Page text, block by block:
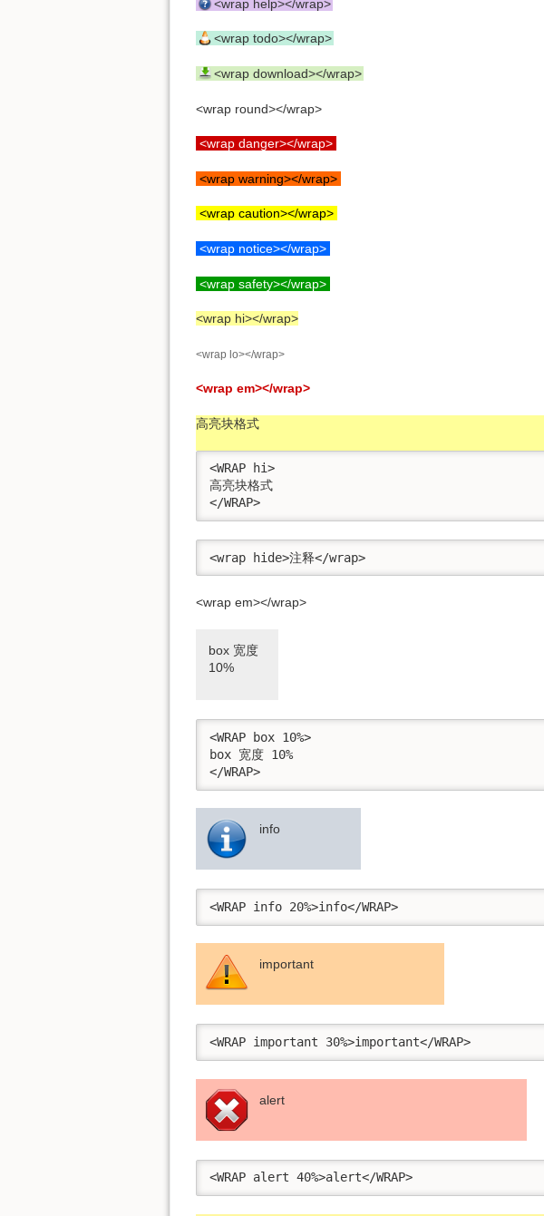
<wrap help></wrap>
<wrap todo></wrap>
<wrap download></wrap>
<wrap round></wrap>
<wrap danger></wrap>
<wrap warning></wrap>
<wrap caution></wrap>
<wrap notice></wrap>
<wrap safety></wrap>
<wrap hi></wrap>
<wrap lo></wrap>
<wrap em></wrap>
高亮块格式
<WRAP hi>
高亮块格式
</WRAP>
<wrap hide>注释</wrap>
<wrap em></wrap>
box 宽度
10%
<WRAP box 10%>
box 宽度 10%
</WRAP>
info
<WRAP info 20%>info</WRAP>
important
<WRAP important 30%>important</WRAP>
alert
<WRAP alert 40%>alert</WRAP>